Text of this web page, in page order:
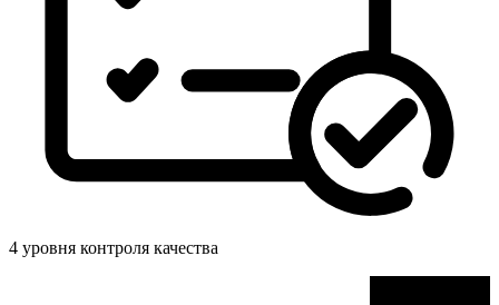
4 уровня контроля качества